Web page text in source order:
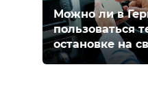
Можно ли в
пользоваться
остановке на